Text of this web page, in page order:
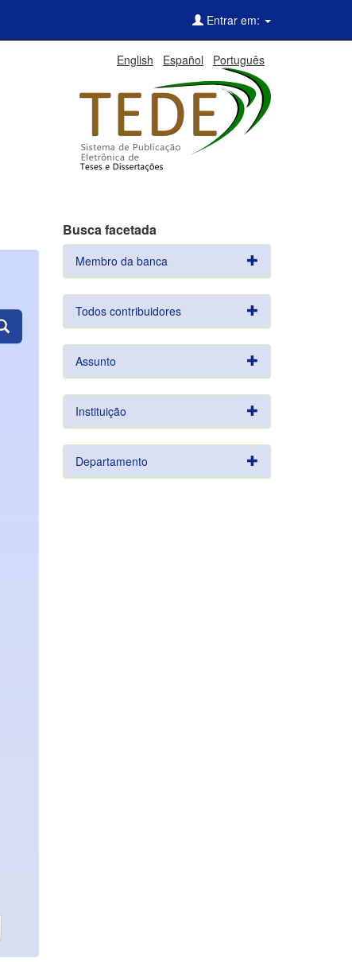
Entrar em:
English Español Português
Busca facetada
Membro da banca
Todos contribuidores
Assunto
Instituição
Departamento